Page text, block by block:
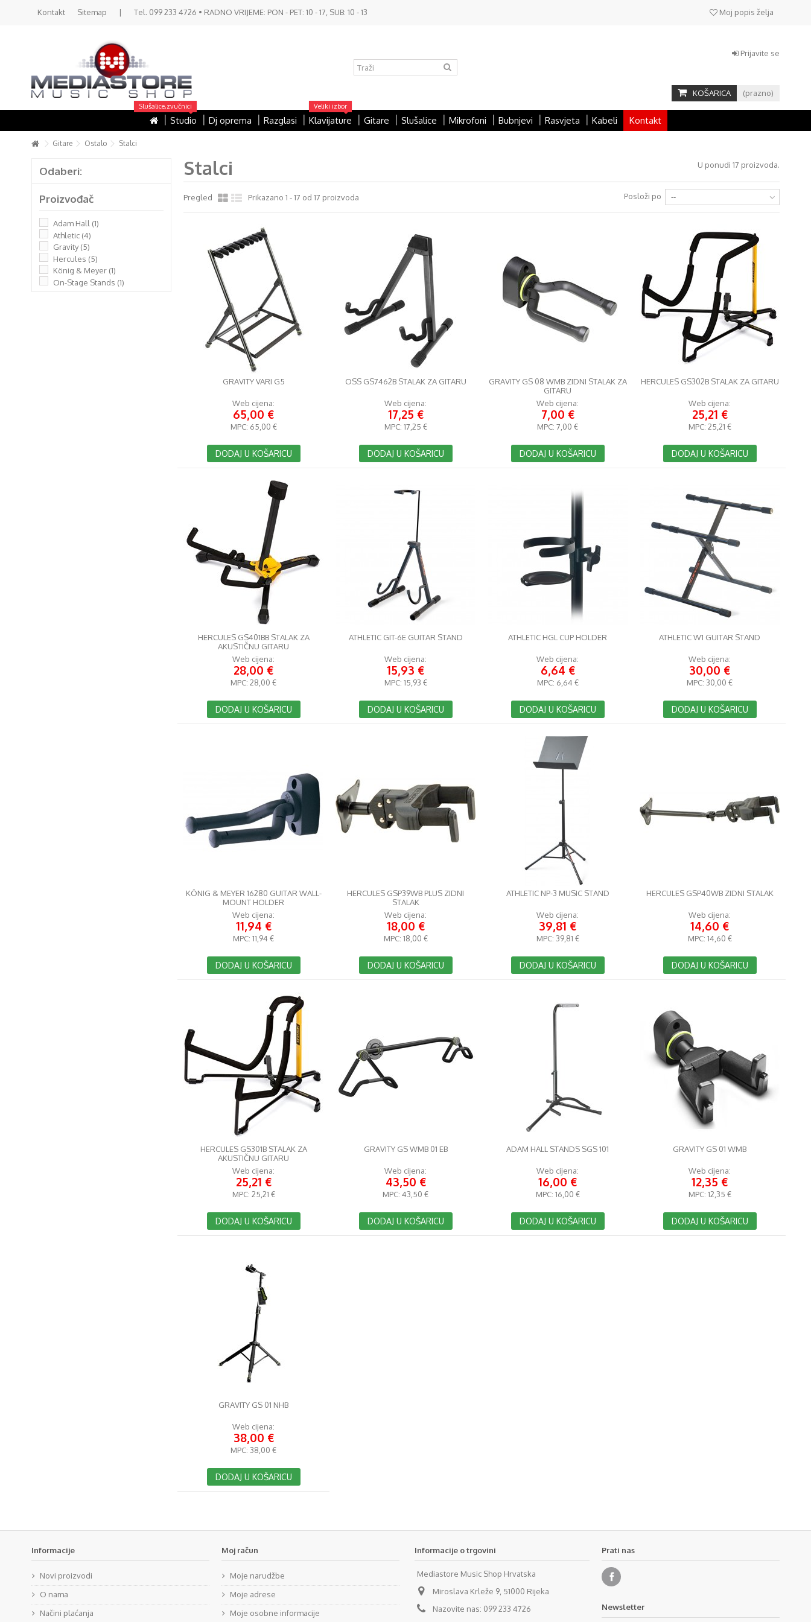
Kontakt Sitemap | Tel. 099 233 4726 • RADNO VRIJEME: PON - PET: 10 - 17, SUB: 10 - 13 Moj popis želja
Prijavite se
KOŠARICA (prazno)
Slušalice,zvučnici
Studio Dj oprema Razglasi
Veliki izbor
Klavijature Gitare Slušalice Mikrofoni Bubnjevi Rasvjeta Kabeli Kontakt
Gitare Ostalo Stalci
Stalci U ponudi 17 proizvoda.
Pregled Prikazano 1 - 17 od 17 proizvoda Posloži po --
GRAVITY VARI G5
Web cijena:
65,00 €
MPC: 65,00 €
DODAJ U KOŠARICU
OSS GS7462B STALAK ZA GITARU
Web cijena:
17,25 €
MPC: 17,25 €
DODAJ U KOŠARICU
GRAVITY GS 08 WMB ZIDNI STALAK ZA
GITARU
Web cijena:
7,00 €
MPC: 7,00 €
DODAJ U KOŠARICU
HERCULES GS302B STALAK ZA GITARU
Web cijena:
25,21 €
MPC: 25,21 €
DODAJ U KOŠARICU
HERCULES GS401BB STALAK ZA
AKUSTIČNU GITARU
Web cijena:
28,00 €
MPC: 28,00 €
DODAJ U KOŠARICU
ATHLETIC GIT-6E GUITAR STAND
Web cijena:
15,93 €
MPC: 15,93 €
DODAJ U KOŠARICU
ATHLETIC HGL CUP HOLDER
Web cijena:
6,64 €
MPC: 6,64 €
DODAJ U KOŠARICU
ATHLETIC W1 GUITAR STAND
Web cijena:
30,00 €
MPC: 30,00 €
DODAJ U KOŠARICU
KÖNIG & MEYER 16280 GUITAR WALL-
MOUNT HOLDER
Web cijena:
11,94 €
MPC: 11,94 €
DODAJ U KOŠARICU
HERCULES GSP39WB PLUS ZIDNI
STALAK
Web cijena:
18,00 €
MPC: 18,00 €
DODAJ U KOŠARICU
ATHLETIC NP-3 MUSIC STAND
Web cijena:
39,81 €
MPC: 39,81 €
DODAJ U KOŠARICU
HERCULES GSP40WB ZIDNI STALAK
Web cijena:
14,60 €
MPC: 14,60 €
DODAJ U KOŠARICU
HERCULES GS301B STALAK ZA
AKUSTIČNU GITARU
Web cijena:
25,21 €
MPC: 25,21 €
DODAJ U KOŠARICU
GRAVITY GS WMB 01 EB
Web cijena:
43,50 €
MPC: 43,50 €
DODAJ U KOŠARICU
ADAM HALL STANDS SGS 101
Web cijena:
16,00 €
MPC: 16,00 €
DODAJ U KOŠARICU
GRAVITY GS 01 WMB
Web cijena:
12,35 €
MPC: 12,35 €
DODAJ U KOŠARICU
GRAVITY GS 01 NHB
Web cijena:
38,00 €
MPC: 38,00 €
DODAJ U KOŠARICU
Odaberi:
Proizvođač
Adam Hall (1)
Athletic (4)
Gravity(5)
Hercules (5)
König & Meyer (1)
On-Stage Stands (1)
Informacije
Novi proizvodi
O nama
Načini plaćanja
Moj račun
Moje narudžbe
Moje adrese
Moje osobne informacije
Informacije o trgovini
Mediastore Music Shop Hrvatska
Miroslava Krleže 9, 51000 Rijeka
Nazovite nas: 099 233 4726
Prati nas
Newsletter